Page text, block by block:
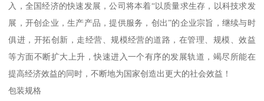
入，全国经济的快速发展，公司将本着“以质量求生存，以科技求发
展，开创企业，生产产品，提供服务，创出”的企业宗旨，继续与时
俱进，开拓创新，走经营、规模经营的道路，在管理、规模、效益
等方面不断扩大上升，快速进入一个有序的发展轨道，竭尽所能在
提高经济效益的同时，不断地为国家创造出更大的社会效益！
包装规格